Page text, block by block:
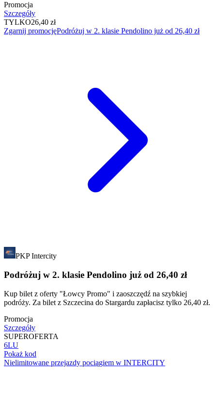
Promocja
Szczegóły
TYLKO26,40 zł
Zgarnij promocjęPodróżuj w 2. klasie Pendolino już od 26,40 zł
PKP Intercity
Podróżuj w 2. klasie Pendolino już od 26,40 zł
Kup bilet z oferty "Łowcy Promo" i zaoszczędź na szybkiej
podróży. Za bilet z Szczecina do Stargardu zapłacisz tylko 26,40 zł.
Promocja
Szczegóły
SUPEROFERTA
6LU
Pokaż kod
Nielimitowane przejazdy pociągiem w INTERCITY